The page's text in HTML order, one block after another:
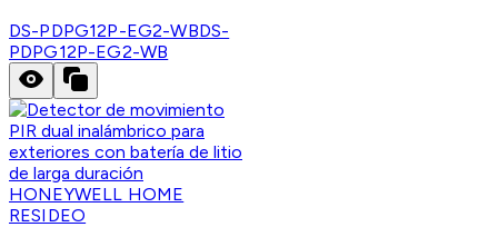
DS-PDPG12P-EG2-WBDS-
PDPG12P-EG2-WB
HONEYWELL HOME
RESIDEO